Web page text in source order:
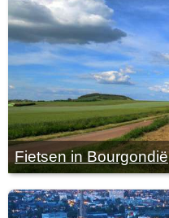
Fietsen in Bourgondië